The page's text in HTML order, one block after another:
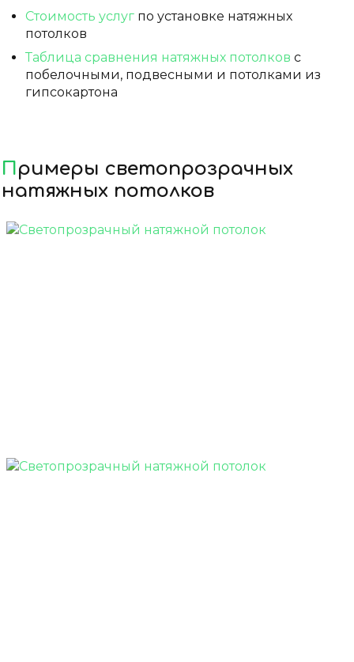
Стоимость услуг по установке натяжных
потолков
Таблица сравнения натяжных потолков с
побелочными, подвесными и потолками из
гипсокартона
Примеры светопрозрачных
натяжных потолков